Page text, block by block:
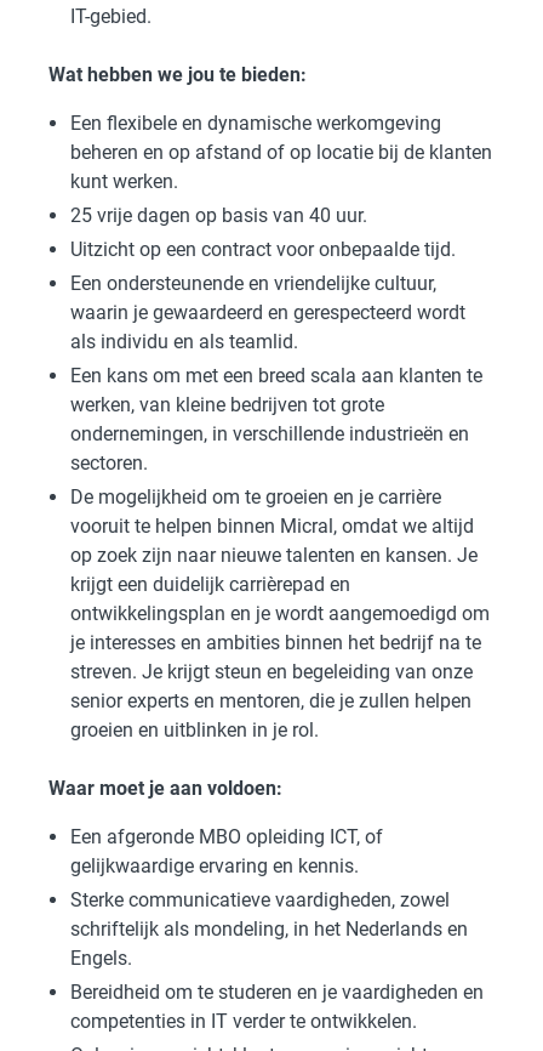
IT-gebied.
Wat hebben we jou te bieden:
Een flexibele en dynamische werkomgeving
beheren en op afstand of op locatie bij de klanten
kunt werken.
25 vrije dagen op basis van 40 uur.
Uitzicht op een contract voor onbepaalde tijd.
Een ondersteunende en vriendelijke cultuur,
waarin je gewaardeerd en gerespecteerd wordt
als individu en als teamlid.
Een kans om met een breed scala aan klanten te
werken, van kleine bedrijven tot grote
ondernemingen, in verschillende industrieën en
sectoren.
De mogelijkheid om te groeien en je carrière
vooruit te helpen binnen Micral, omdat we altijd
op zoek zijn naar nieuwe talenten en kansen. Je
krijgt een duidelijk carrièrepad en
ontwikkelingsplan en je wordt aangemoedigd om
je interesses en ambities binnen het bedrijf na te
streven. Je krijgt steun en begeleiding van onze
senior experts en mentoren, die je zullen helpen
groeien en uitblinken in je rol.
Waar moet je aan voldoen:
Een afgeronde MBO opleiding ICT, of
gelijkwaardige ervaring en kennis.
Sterke communicatieve vaardigheden, zowel
schriftelijk als mondeling, in het Nederlands en
Engels.
Bereidheid om te studeren en je vaardigheden en
competenties in IT verder te ontwikkelen.